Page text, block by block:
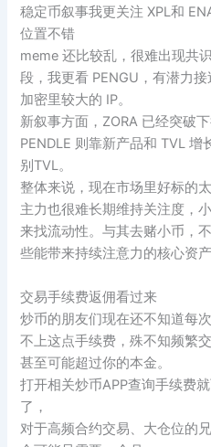
稳定币叙事我更关注 XPL和
位置不错
meme 还比较乱，很难出现共
段，我更看 PENGU，有潜力
加密里较大的 IP。
新叙事方面，ZORA 已经突破
PENDLE 则靠新产品和 TVL
别TVL。
整体来说，现在市场里好标的
主力也很难长期维持关注度，
来找流动性。与其去赌小币，
些能带来持续注意力的核心资产
交易手续费返佣看过来
炒币的朋友们现在还不知道每
不上这点手续费，殊不知频繁
甚至可能超过你的本金。
打开相关炒币APP查询手续费
了，
对于高频合约交易、大仓位的